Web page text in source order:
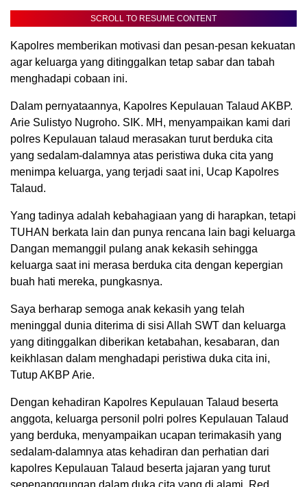
SCROLL TO RESUME CONTENT
Kapolres memberikan motivasi dan pesan-pesan kekuatan
agar keluarga yang ditinggalkan tetap sabar dan tabah
menghadapi cobaan ini.
Dalam pernyataannya, Kapolres Kepulauan Talaud AKBP.
Arie Sulistyo Nugroho. SIK. MH, menyampaikan kami dari
polres Kepulauan talaud merasakan turut berduka cita
yang sedalam-dalamnya atas peristiwa duka cita yang
menimpa keluarga, yang terjadi saat ini, Ucap Kapolres
Talaud.
Yang tadinya adalah kebahagiaan yang di harapkan, tetapi
TUHAN berkata lain dan punya rencana lain bagi keluarga
Dangan memanggil pulang anak kekasih sehingga
keluarga saat ini merasa berduka cita dengan kepergian
buah hati mereka, pungkasnya.
Saya berharap semoga anak kekasih yang telah
meninggal dunia diterima di sisi Allah SWT dan keluarga
yang ditinggalkan diberikan ketabahan, kesabaran, dan
keikhlasan dalam menghadapi peristiwa duka cita ini,
Tutup AKBP Arie.
Dengan kehadiran Kapolres Kepulauan Talaud beserta
anggota, keluarga personil polri polres Kepulauan Talaud
yang berduka, menyampaikan ucapan terimakasih yang
sedalam-dalamnya atas kehadiran dan perhatian dari
kapolres Kepulauan Talaud beserta jajaran yang turut